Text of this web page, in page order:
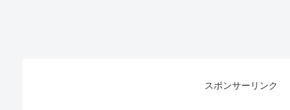
スポンサーリンク